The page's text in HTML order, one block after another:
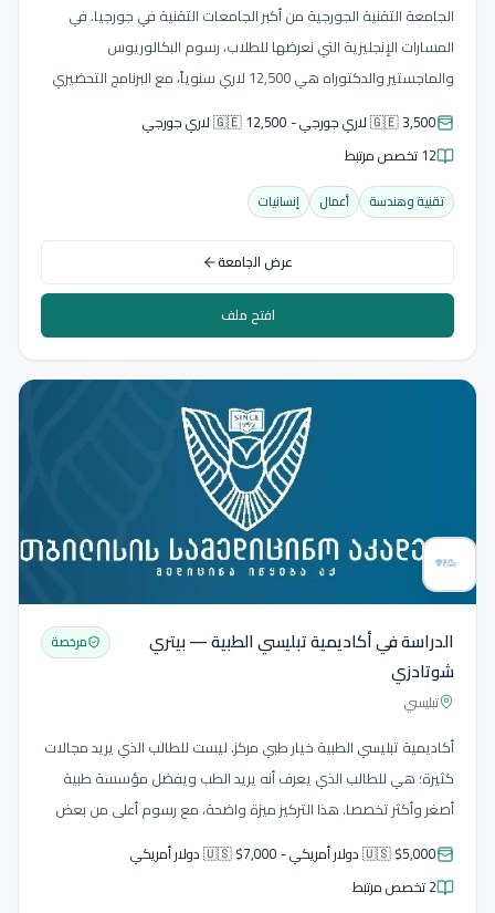
الجامعة التقنية الجورجية من أكبر الجامعات التقنية في جورجيا. في
المسارات الإنجليزية التي نعرضها للطلاب، رسوم البكالوريوس
والماجستير والدكتوراه هي 12,500 لاري سنوياً، مع البرنامج التحضيري
البرنامج واللغة بدقة.
🇬🇪 3,500 لاري جورجي - 🇬🇪 12,500 لاري جورجي
12 تخصص مرتبط
تقنية وهندسة أعمال إنسانيات
عرض الجامعة
افتح ملف
الدراسة في أكاديمية تبليسي الطبية — بيتري
شوتادزي
تبليسي
مرخصة
أكاديمية تبليسي الطبية خيار طبي مركز. ليست للطالب الذي يريد مجالات
كثيرة؛ هي للطالب الذي يعرف أنه يريد الطب ويفضل مؤسسة طبية
أصغر وأكثر تخصصا. هذا التركيز ميزة واضحة، مع رسوم أعلى من بعض
الجامعات الخاصة الأخرى.
🇺🇸 $5,000 دولار أمريكي - 🇺🇸 $7,000 دولار أمريكي
2 تخصص مرتبط